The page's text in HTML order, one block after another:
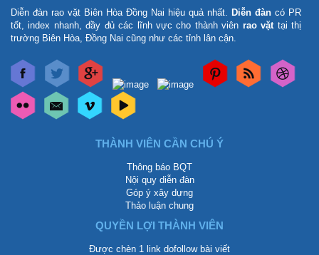
Diễn đàn rao vặt Biên Hòa Đồng Nai hiệu quả nhất. Diễn đàn có PR
tốt, index nhanh, đầy đủ các lĩnh vực cho thành viên rao vặt tại thị
trường Biên Hòa, Đồng Nai cũng như các tỉnh lân cận.
THÀNH VIÊN CẦN CHÚ Ý
Thông báo BQT
Nội quy diễn đàn
Góp ý xây dựng
Thảo luận chung
QUYỀN LỢI THÀNH VIÊN
Được chèn 1 link dofollow bài viết